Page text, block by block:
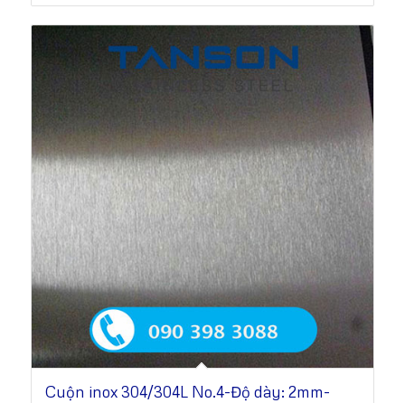
Cuộn inox 304/304L No.4-Độ dày: 2mm-